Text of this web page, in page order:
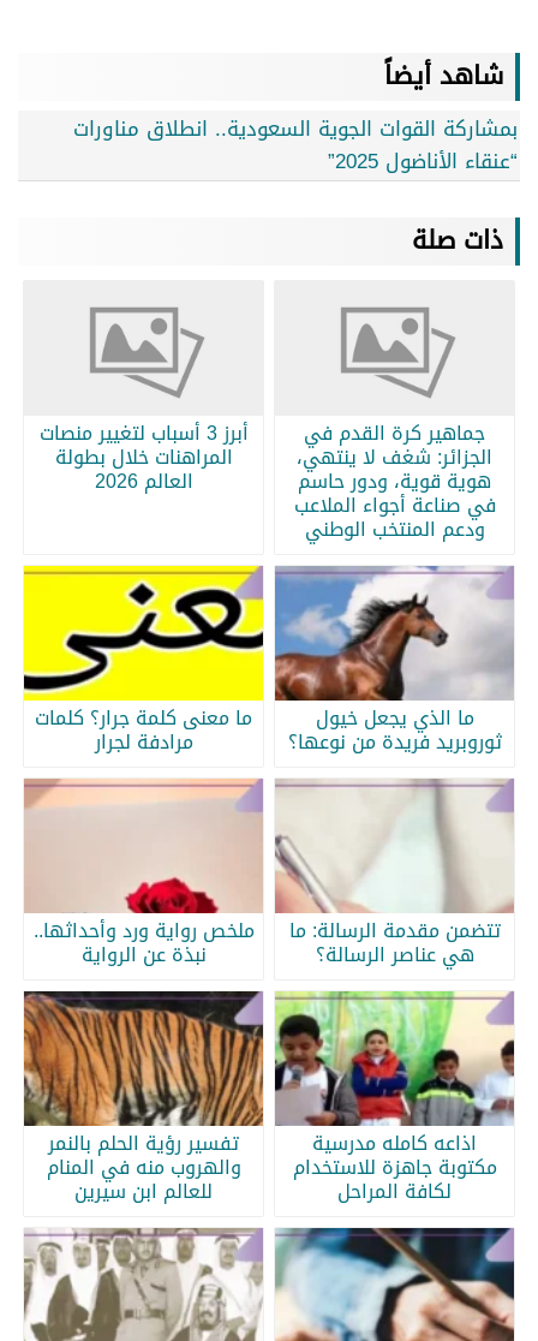
شاهد أيضاً
بمشاركة القوات الجوية السعودية.. انطلاق مناورات
“عنقاء الأناضول 2025”
ذات صلة
جماهير كرة القدم في
الجزائر: شغف لا ينتهي،
هوية قوية، ودور حاسم
في صناعة أجواء الملاعب
ودعم المنتخب الوطني
أبرز 3 أسباب لتغيير منصات
المراهنات خلال بطولة
العالم 2026
ما الذي يجعل خيول
ثوروبريد فريدة من نوعها؟
ما معنى كلمة جرار؟ كلمات
مرادفة لجرار
تتضمن مقدمة الرسالة: ما
هي عناصر الرسالة؟
ملخص رواية ورد وأحداثها..
نبذة عن الرواية
اذاعه كامله مدرسية
مكتوبة جاهزة للاستخدام
لكافة المراحل
تفسير رؤية الحلم بالنمر
والهروب منه في المنام
للعالم ابن سيرين